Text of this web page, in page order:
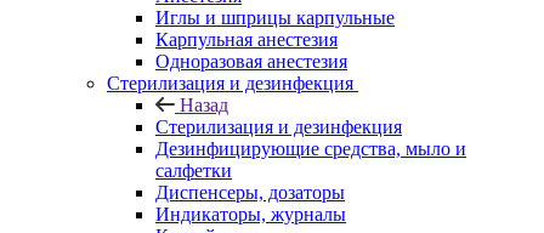
Иглы и шприцы карпульные
Карпульная анестезия
Одноразовая анестезия
Стерилизация и дезинфекция
Назад
Стерилизация и дезинфекция
Дезинфицирующие средства, мыло и
салфетки
Диспенсеры, дозаторы
Индикаторы, журналы